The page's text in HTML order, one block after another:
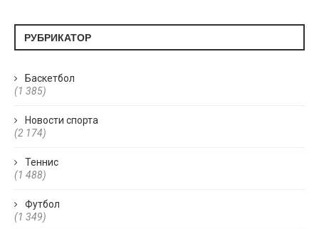
РУБРИКАТОР
Баскетбол
(1 385)
Новости спорта
(2 174)
Теннис
(1 488)
Футбол
(1 349)